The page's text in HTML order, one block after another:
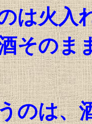
は火入
そのま
のは、